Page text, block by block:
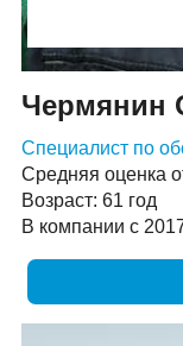
Чермянин
Специалист по
Средняя оценка
Возраст: 61 год
В компании с